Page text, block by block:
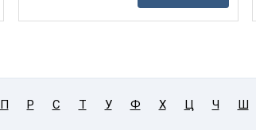
П Р С Т У Ф Х Ц Ч Ш